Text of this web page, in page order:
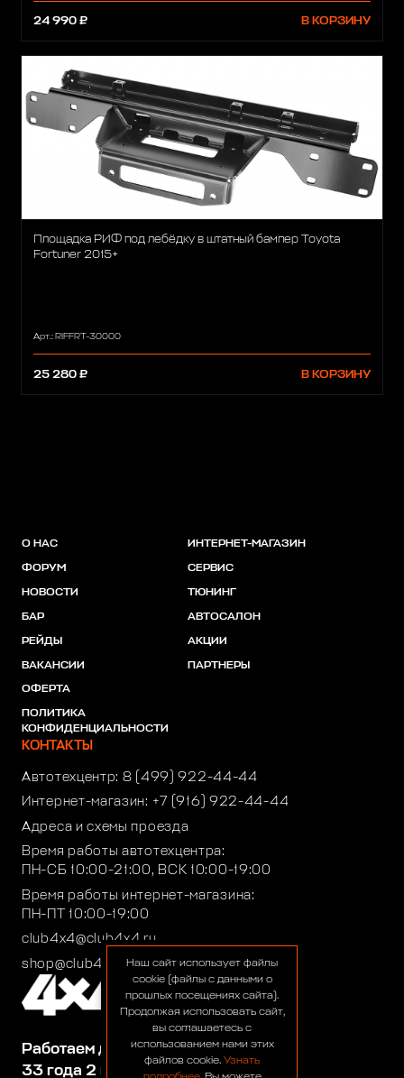
24 990 ₽ В КОРЗИНУ
Площадка РИФ под лебёдку в штатный бампер Toyota
Fortuner 2015+
Арт.: RIFFRT-30000
25 280 ₽ В КОРЗИНУ
Работаем для вас:
33 года 2 месяца 26 дней
О НАС
ФОРУМ
НОВОСТИ
БАР
РЕЙДЫ
ВАКАНСИИ
ОФЕРТА
ПОЛИТИКА
КОНФИДЕНЦИАЛЬНОСТИ
ИНТЕРНЕТ-МАГАЗИН
СЕРВИС
ТЮНИНГ
АВТОСАЛОН
АКЦИИ
ПАРТНЕРЫ
КОНТАКТЫ
Автотехцентр: 8 (499) 922-44-44
Интернет-магазин: +7 (916) 922-44-44
Адреса и схемы проезда
Время работы автотехцентра:
ПН-СБ 10:00-21:00, ВСК 10:00-19:00
Время работы интернет-магазина:
ПН-ПТ 10:00-19:00
club4x4@club4x4.ru
shop@club4x4.ruНаш сайт использует файлы
cookie (файлы с данными о
прошлых посещениях сайта).
Продолжая использовать сайт,
вы соглашаетесь с
использованием нами этих
файлов cookie. Узнать